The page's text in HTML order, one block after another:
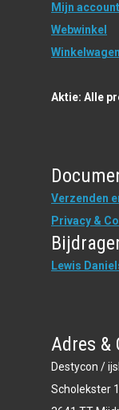
Mijn account
Webwinkel
Winkelwagen
Aktie: Alle
Verzenden
Privacy &
Lewis
Adres &
Destycon /
Scholekster